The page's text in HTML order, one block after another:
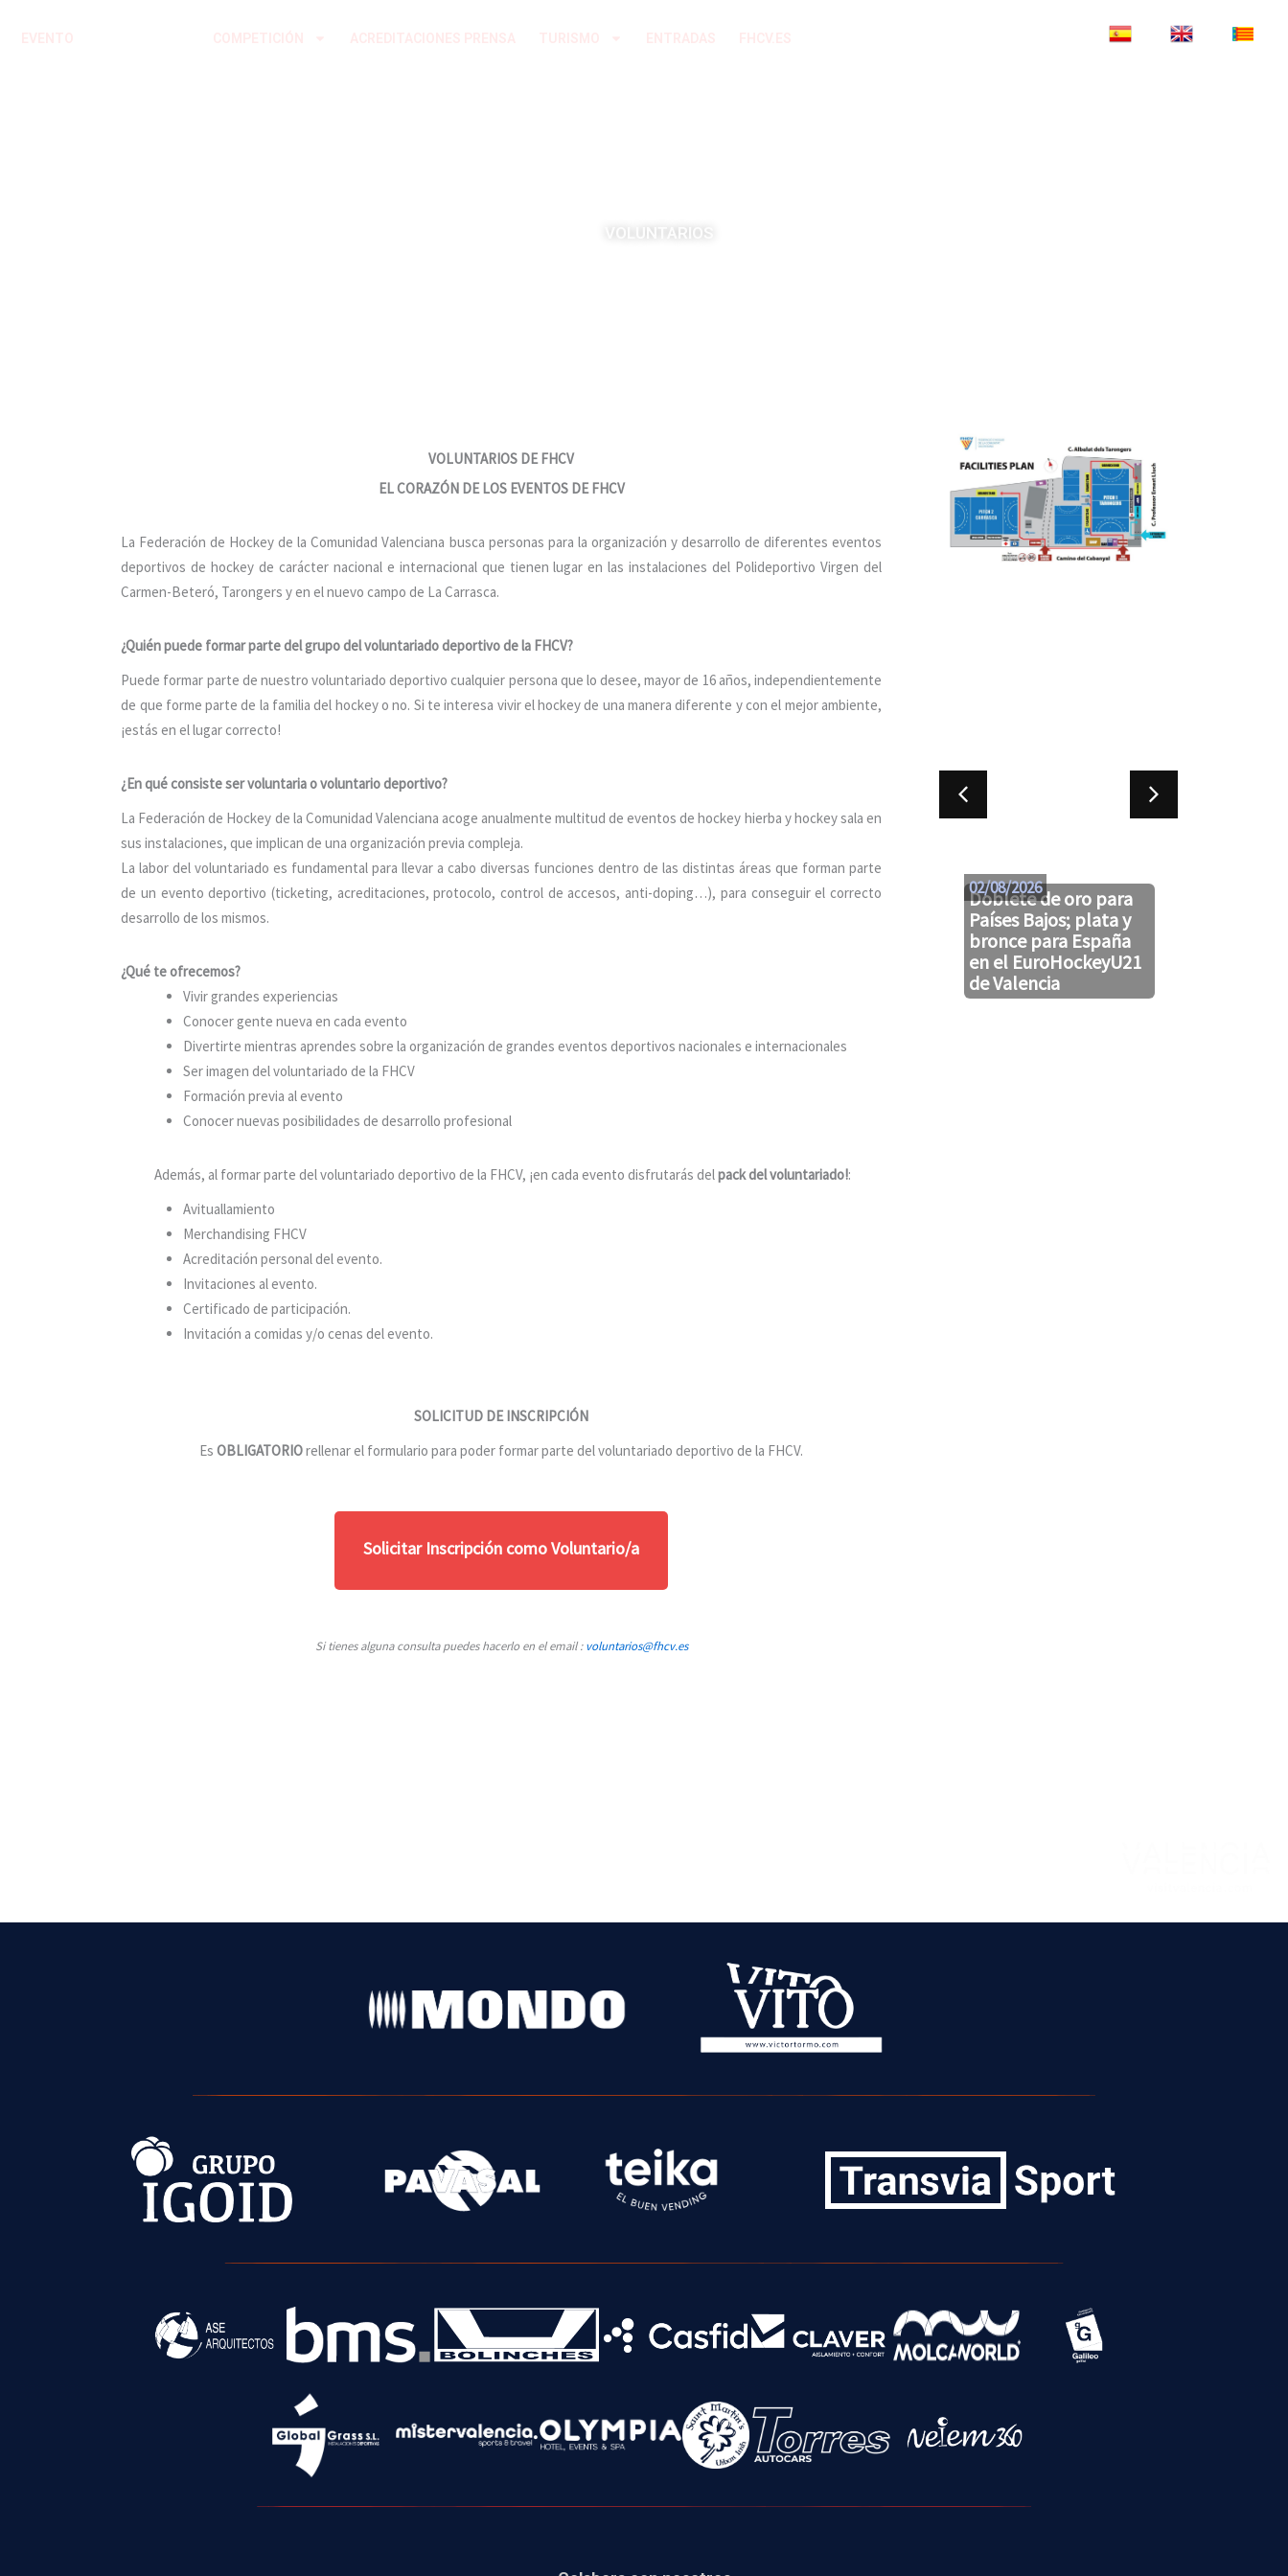
VOLUNTARIOS
VOLUNTARIOS DE FHCV
EL CORAZÓN DE LOS EVENTOS DE FHCV
La Federación de Hockey de la Comunidad Valenciana busca personas para la organización y desarrollo de diferentes eventos
deportivos de hockey de carácter nacional e internacional que tienen lugar en las instalaciones del Polideportivo Virgen del
Carmen-Beteró, Tarongers y en el nuevo campo de La Carrasca.
¿Quién puede formar parte del grupo del voluntariado deportivo de la FHCV?
Puede formar parte de nuestro voluntariado deportivo cualquier persona que lo desee, mayor de 16 años, independientemente
de que forme parte de la familia del hockey o no. Si te interesa vivir el hockey de una manera diferente y con el mejor ambiente,
¡estás en el lugar correcto!
¿En qué consiste ser voluntaria o voluntario deportivo?
La Federación de Hockey de la Comunidad Valenciana acoge anualmente multitud de eventos de hockey hierba y hockey sala en
sus instalaciones, que implican de una organización previa compleja.
La labor del voluntariado es fundamental para llevar a cabo diversas funciones dentro de las distintas áreas que forman parte
de un evento deportivo (ticketing, acreditaciones, protocolo, control de accesos, anti-doping…), para conseguir el correcto
desarrollo de los mismos.
¿Qué te ofrecemos?
Vivir grandes experiencias
Conocer gente nueva en cada evento
Divertirte mientras aprendes sobre la organización de grandes eventos deportivos nacionales e internacionales
Ser imagen del voluntariado de la FHCV
Formación previa al evento
Conocer nuevas posibilidades de desarrollo profesional
Además, al formar parte del voluntariado deportivo de la FHCV, ¡en cada evento disfrutarás delpack del voluntariado!:
Avituallamiento
Merchandising FHCV
Acreditación personal del evento.
Invitaciones al evento.
Certificado de participación.
Invitación a comidas y/o cenas del evento.
SOLICITUD DE INSCRIPCIÓN
EsOBLIGATORIOrellenar el formulario para poder formar parte del voluntariado deportivo de la FHCV.
Solicitar Inscripción como Voluntario/a
Si tienes alguna consulta puedes hacerlo en el email :voluntarios@fhcv.es
Doblete de oro para
Países Bajos; plata y
bronce para España
en el EuroHockeyU21
de Valencia
02/08/2026